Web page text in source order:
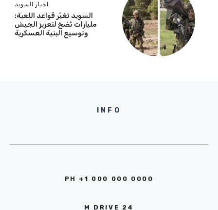
اخبار السويد
السويد تغيّر قواعد اللعبة:
مليارات تُضخ لتعزيز الجيش
وتوسيع البنية العسكرية
INFO
PH +1 000 000 0000
24 M DRIVE